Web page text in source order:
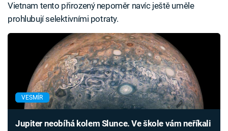
Vietnam tento přirozený nepoměr navíc ještě uměle
prohlubují selektivními potraty.
VESMÍR
Jupiter neobíhá kolem Slunce. Ve škole vám neříkali